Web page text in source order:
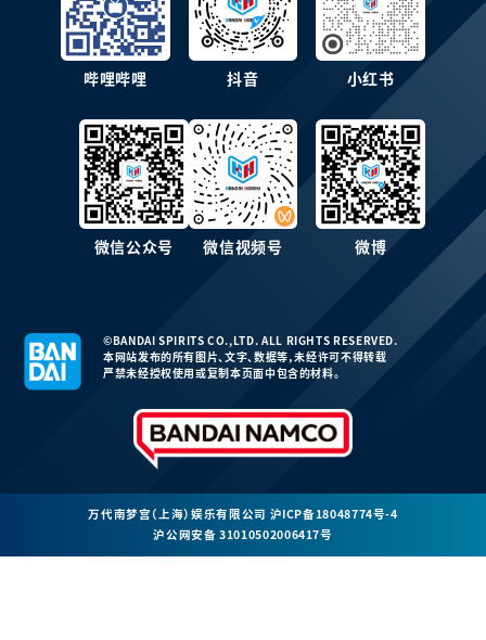
哔哩哔哩 抖音 小红书
微信公众号 微信视频号 微博
©BANDAI SPIRITS CO.,LTD. ALL RIGHTS RESERVED.
本网站发布的所有图片、文字、数据等，未经许可不得转载
严禁未经授权使用或复制本页面中包含的材料。
万代南梦宫（上海）娱乐有限公司 沪ICP备18048774号-4
沪公网安备 31010502006417号